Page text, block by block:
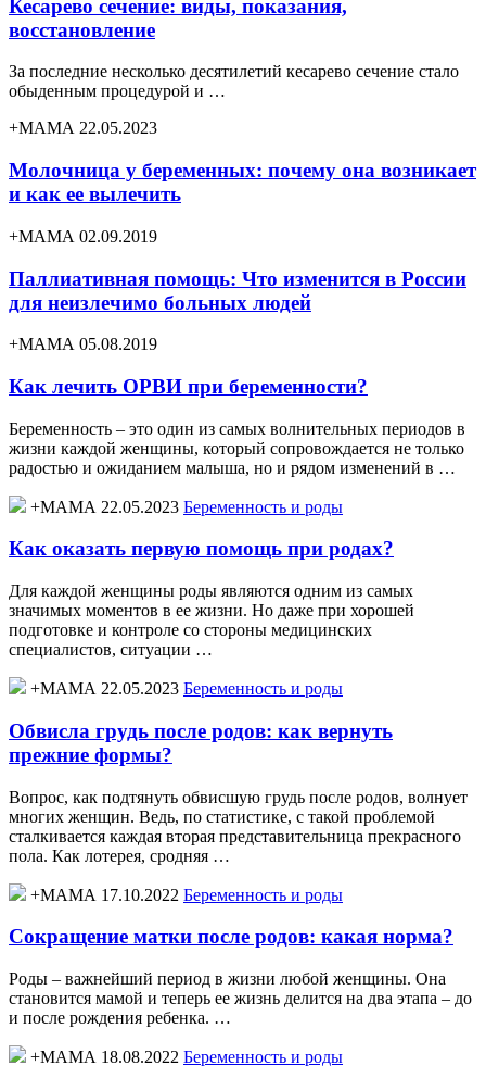
Кесарево сечение: виды, показания,
восстановление
За последние несколько десятилетий кесарево сечение стало
обыденным процедурой и …
+МАМА 22.05.2023
Молочница у беременных: почему она возникает
и как ее вылечить
+МАМА 02.09.2019
Паллиативная помощь: Что изменится в России
для неизлечимо больных людей
+МАМА 05.08.2019
Как лечить ОРВИ при беременности?
Беременность – это один из самых волнительных периодов в
жизни каждой женщины, который сопровождается не только
радостью и ожиданием малыша, но и рядом изменений в …
+МАМА 22.05.2023 Беременность и роды
Как оказать первую помощь при родах?
Для каждой женщины роды являются одним из самых
значимых моментов в ее жизни. Но даже при хорошей
подготовке и контроле со стороны медицинских
специалистов, ситуации …
+МАМА 22.05.2023 Беременность и роды
Обвисла грудь после родов: как вернуть
прежние формы?
Вопрос, как подтянуть обвисшую грудь после родов, волнует
многих женщин. Ведь, по статистике, с такой проблемой
сталкивается каждая вторая представительница прекрасного
пола. Как лотерея, сродняя …
+МАМА 17.10.2022 Беременность и роды
Сокращение матки после родов: какая норма?
Роды – важнейший период в жизни любой женщины. Она
становится мамой и теперь ее жизнь делится на два этапа – до
и после рождения ребенка. …
+МАМА 18.08.2022 Беременность и роды